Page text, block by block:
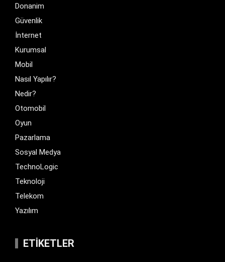
Donanim
Güvenlik
İnternet
Kurumsal
Mobil
Nasıl Yapılır?
Nedir?
Otomobil
Oyun
Pazarlama
Sosyal Medya
TechnoLogic
Teknoloji
Telekom
Yazılım
ETIKETLER